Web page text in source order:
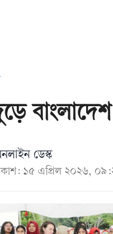
ডেস্ক
১৫ এপ্রিল ২০২৬,